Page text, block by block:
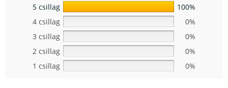
5 csillag
100%
4 csillag
0%
3 csillag
0%
2 csillag
0%
1 csillag
0%